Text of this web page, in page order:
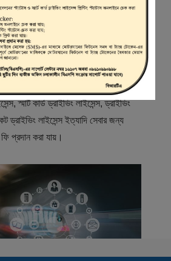
(বিএসপি) বাংলাদেশ রোড ট্রান্সপোর্ট অথরিটি
সেবা প্রদানের মাধ্যম যেখানে ড্রাইভার,
বিক্রেতাদের নিবন্ধিত করা হয় এবং
স্মার্ট কার্ড ড্রাইভিং লাইসেন্স, ড্রাইভিং
ড্রাইভিং লাইসেন্স ইত্যাদি সেবার জন্য
প্রদান করা যায়।